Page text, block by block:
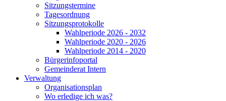
Sitzungstermine
Tagesordnung
Sitzungsprotokolle
Wahlperiode 2026 - 2032
Wahlperiode 2020 - 2026
Wahlperiode 2014 - 2020
Bürgerinfoportal
Gemeinderat Intern
Verwaltung
Organisationsplan
Wo erledige ich was?